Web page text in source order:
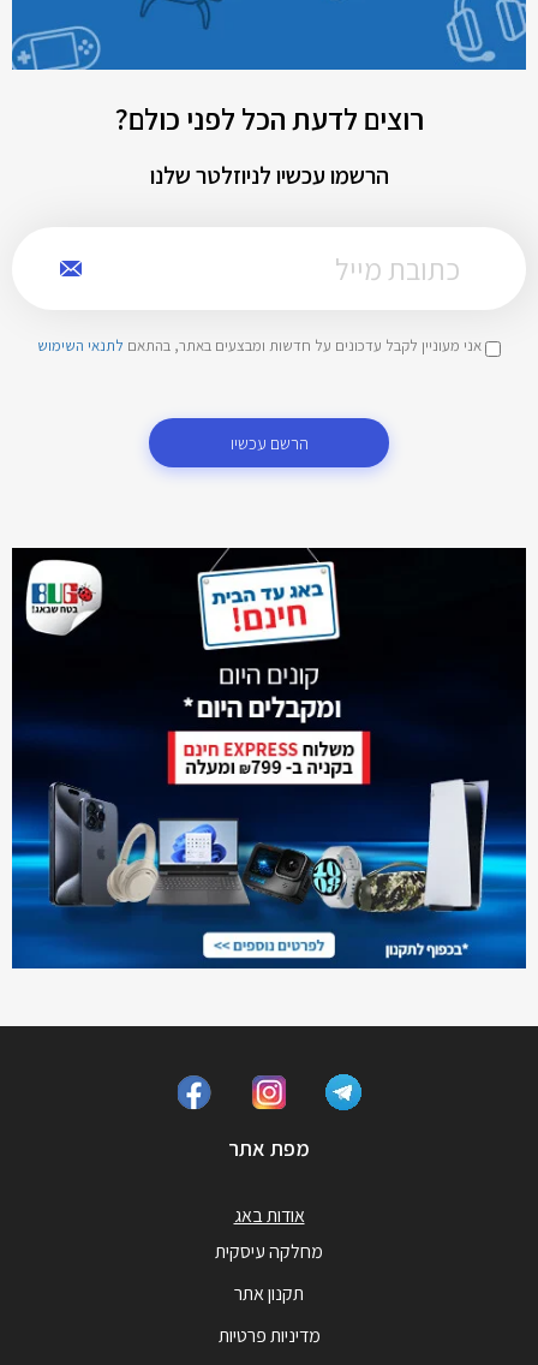
רוצים לדעת הכל לפני כולם?
הרשמו עכשיו לניוזלטר שלנו
אני מעוניין לקבל עדכונים על חדשות ומבצעים באתר, בהתאם לתנאי השימוש
הרשם עכשיו
מפת אתר
אודות באג
מחלקה עיסקית
תקנון אתר
מדיניות פרטיות